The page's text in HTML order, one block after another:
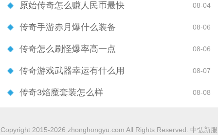
原始传奇怎么赚人民币最快 08-04
传奇手游赤月爆什么装备 08-06
传奇怎么刷怪爆率高一点 08-06
传奇游戏武器幸运有什么用 08-07
传奇3焰魔套装怎么样 08-08
Copyright 2015-2026 zhonghongyu.com All Rights Reserved. 中弘新服